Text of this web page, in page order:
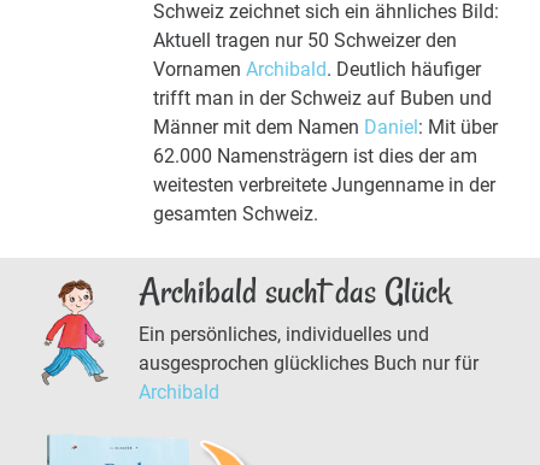
Schweiz zeichnet sich ein ähnliches Bild:
Aktuell tragen nur 50 Schweizer den
Vornamen Archibald. Deutlich häufiger
trifft man in der Schweiz auf Buben und
Männer mit dem Namen Daniel: Mit über
62.000 Namensträgern ist dies der am
weitesten verbreitete Jungenname in der
gesamten Schweiz.
Archibald sucht das Glück
Ein persönliches, individuelles und
ausgesprochen glückliches Buch nur für
Archibald